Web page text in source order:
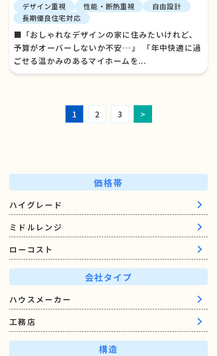
デザイン重視
性能・断熱重視
自由設計
長期優良住宅対応
■「おしゃれなデザインの家に住みたいけれど、
予算がオーバーしないか不安…」 「年中快適に過
ごせる温かみのあるマイホームを...
1 2 3 >
価格帯
ハイグレード
ミドルレンジ
ローコスト
会社タイプ
ハウスメーカー
工務店
構造